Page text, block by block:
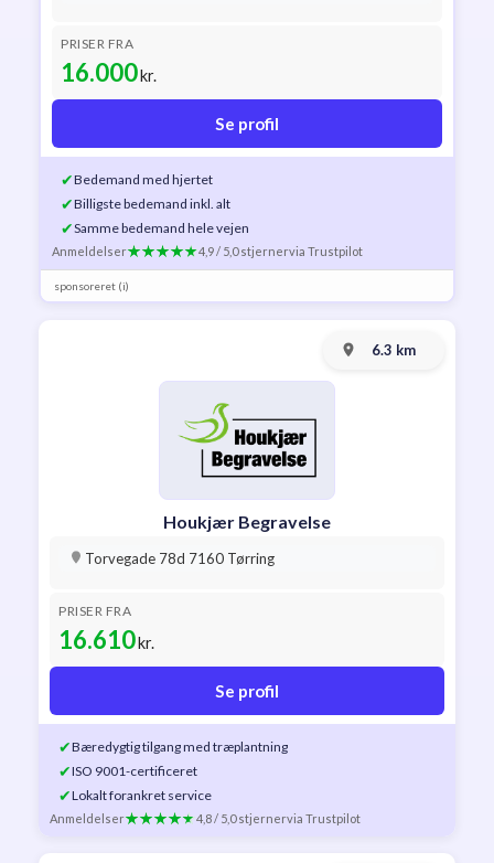
PRISER FRA
16.000kr.
Se profil
✔Bedemand med hjertet
✔Billigste bedemand inkl. alt
✔Samme bedemand hele vejen
Anmeldelser 4,9 / 5,0 stjernervia Trustpilot
sponsoreret (i)
6.3 km
Houkjær Begravelse
Torvegade 78d 7160 Tørring
PRISER FRA
16.610kr.
Se profil
✔Bæredygtig tilgang med træplantning
✔ISO 9001-certificeret
✔Lokalt forankret service
Anmeldelser 4,8 / 5,0 stjernervia Trustpilot